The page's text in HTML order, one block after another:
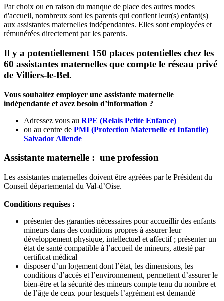
Par choix ou en raison du manque de place des autres modes
d'accueil, nombreux sont les parents qui confient leur(s) enfant(s)
aux assistantes maternelles indépendantes. Elles sont employées et
rémunérées directement par les parents.
Il y a potentiellement 150 places potentielles chez les
60 assistantes maternelles que compte le réseau privé
de Villiers-le-Bel.
Vous souhaitez employer une assistante maternelle
indépendante et avez besoin d’information ?
Adressez vous au RPE (Relais Petite Enfance)
ou au centre de PMI (Protection Maternelle et Infantile)
Salvador Allende
Assistante maternelle : une profession
Les assistantes maternelles doivent être agréées par le Président du
Conseil départemental du Val-d’Oise.
Conditions requises :
présenter des garanties nécessaires pour accueillir des enfants
mineurs dans des conditions propres à assurer leur
développement physique, intellectuel et affectif ; présenter un
état de santé compatible à l’accueil de mineurs, attesté par
certificat médical
disposer d’un logement dont l’état, les dimensions, les
conditions d’accès et l’environnement, permettent d’assurer le
bien-être et la sécurité des mineurs compte tenu du nombre et
de l’âge de ceux pour lesquels l’agrément est demandé